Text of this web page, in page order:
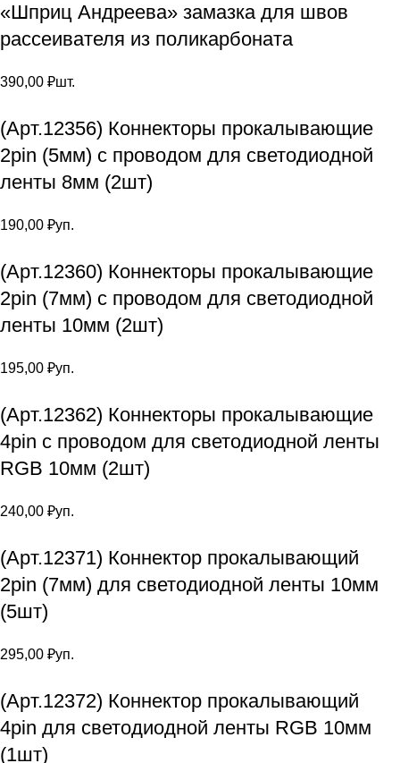
«Шприц Андреева» замазка для швов
рассеивателя из поликарбоната
390,00 ₽шт.
(Арт.12356) Коннекторы прокалывающие
2pin (5мм) с проводом для светодиодной
ленты 8мм (2шт)
190,00 ₽уп.
(Арт.12360) Коннекторы прокалывающие
2pin (7мм) с проводом для светодиодной
ленты 10мм (2шт)
195,00 ₽уп.
(Арт.12362) Коннекторы прокалывающие
4pin с проводом для светодиодной ленты
RGB 10мм (2шт)
240,00 ₽уп.
(Арт.12371) Коннектор прокалывающий
2pin (7мм) для светодиодной ленты 10мм
(5шт)
295,00 ₽уп.
(Арт.12372) Коннектор прокалывающий
4pin для светодиодной ленты RGB 10мм
(1шт)